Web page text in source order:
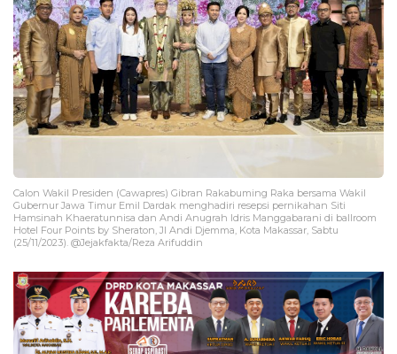
Calon Wakil Presiden (Cawapres) Gibran Rakabuming Raka bersama Wakil
Gubernur Jawa Timur Emil Dardak menghadiri resepsi pernikahan Siti
Hamsinah Khaeratunnisa dan Andi Anugrah Idris Manggabarani di ballroom
Hotel Four Points by Sheraton, Jl Andi Djemma, Kota Makassar, Sabtu
(25/11/2023). @Jejakfakta/Reza Arifuddin